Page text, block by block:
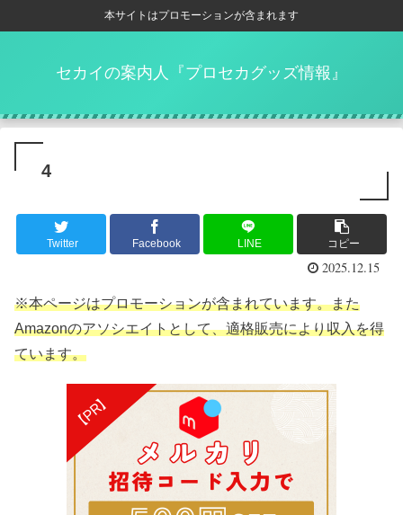
本サイトはプロモーションが含まれます
セカイの案内人『プロセカグッズ情報』
4
Twitter Facebook LINE コピー
2025.12.15
※本ページはプロモーションが含まれています。また
Amazonのアソシエイトとして、適格販売により収入を得
ています。